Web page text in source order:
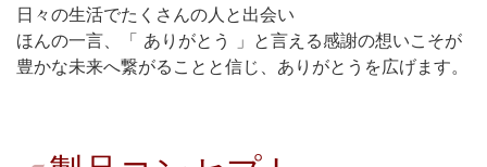
日々の生活でたくさんの人と出会い
ほんの一言、「 ありがとう 」と言える感謝の想いこそが
豊かな未来へ繋がることと信じ、ありがとうを広げます。